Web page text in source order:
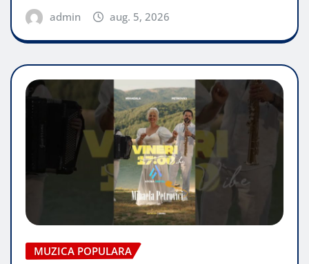
admin aug. 5, 2026
MUZICA POPULARA